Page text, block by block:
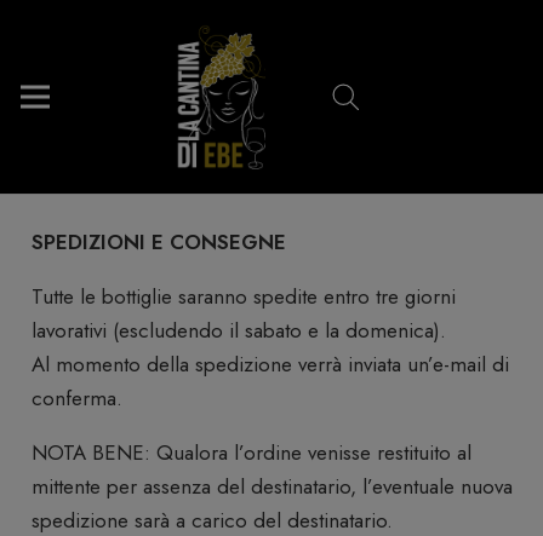
SPEDIZIONI E CONSEGNE
Tutte le bottiglie saranno spedite entro tre giorni
lavorativi (escludendo il sabato e la domenica).
Al momento della spedizione verrà inviata un’e-mail di
conferma.
NOTA BENE: Qualora l’ordine venisse restituito al
mittente per assenza del destinatario, l’eventuale nuova
spedizione sarà a carico del destinatario.